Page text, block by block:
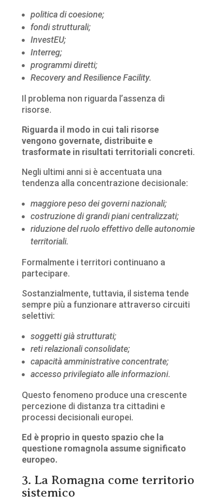
politica di coesione;
fondi strutturali;
InvestEU;
Interreg;
programmi diretti;
Recovery and Resilience Facility.
Il problema non riguarda l’assenza di
risorse.
Riguarda il modo in cui tali risorse
vengono governate, distribuite e
trasformate in risultati territoriali concreti.
Negli ultimi anni si è accentuata una
tendenza alla concentrazione decisionale:
maggiore peso dei governi nazionali;
costruzione di grandi piani centralizzati;
riduzione del ruolo effettivo delle autonomie
territoriali.
Formalmente i territori continuano a
partecipare.
Sostanzialmente, tuttavia, il sistema tende
sempre più a funzionare attraverso circuiti
selettivi:
soggetti già strutturati;
reti relazionali consolidate;
capacità amministrative concentrate;
accesso privilegiato alle informazioni.
Questo fenomeno produce una crescente
percezione di distanza tra cittadini e
processi decisionali europei.
Ed è proprio in questo spazio che la
questione romagnola assume significato
europeo.
3. La Romagna come territorio
sistemico